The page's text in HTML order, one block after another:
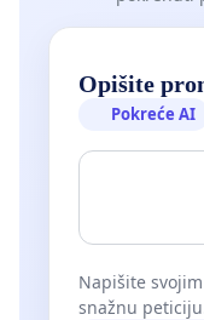
Opišite
Pokreće AI
Napišite
snažnu